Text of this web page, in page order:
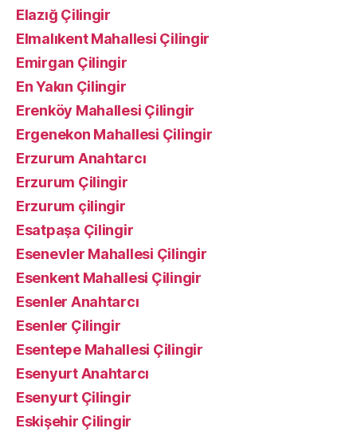
Elazığ Çilingir
Elmalıkent Mahallesi Çilingir
Emirgan Çilingir
En Yakın Çilingir
Erenköy Mahallesi Çilingir
Ergenekon Mahallesi Çilingir
Erzurum Anahtarcı
Erzurum Çilingir
Erzurum çilingir
Esatpaşa Çilingir
Esenevler Mahallesi Çilingir
Esenkent Mahallesi Çilingir
Esenler Anahtarcı
Esenler Çilingir
Esentepe Mahallesi Çilingir
Esenyurt Anahtarcı
Esenyurt Çilingir
Eskişehir Çilingir